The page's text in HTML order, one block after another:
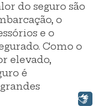
do seguro são
o
e o
Como o
elevado,
é